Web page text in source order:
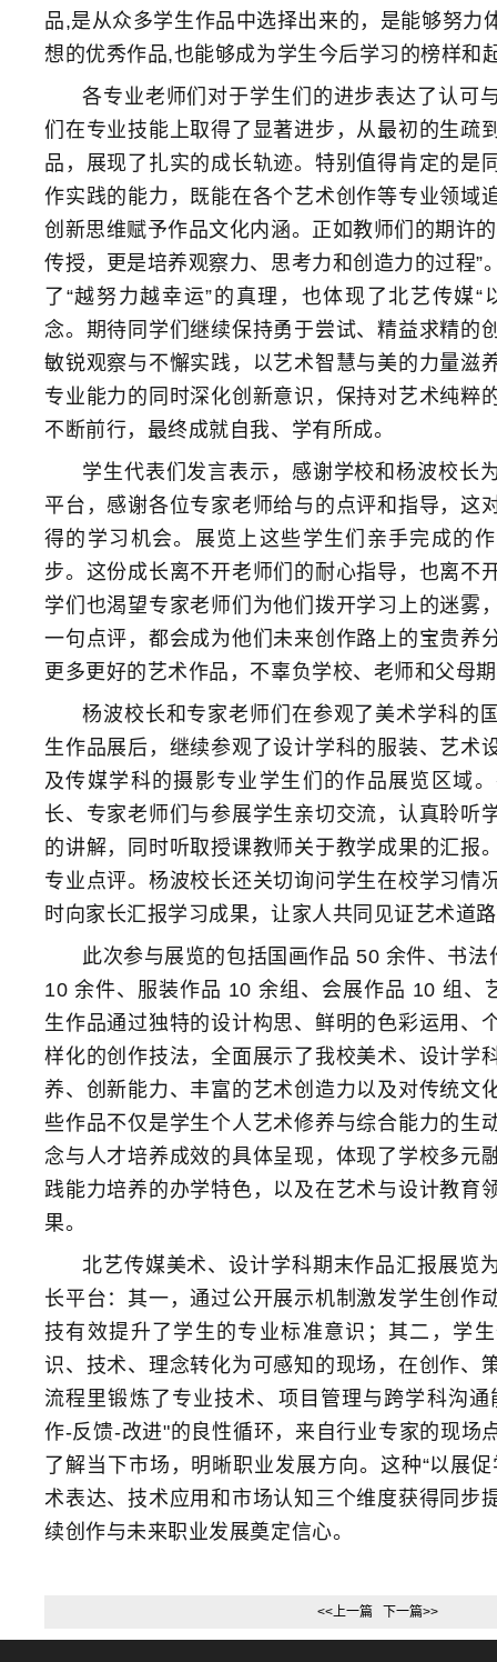
品,是从众多学生作品中选择出来的，是能够努力
想的优秀作品,也能够成为学生今后学习的榜样和
各专业老师们对于学生们的进步表达了认可
们在专业技能上取得了显著进步，从最初的生疏
品，展现了扎实的成长轨迹。特别值得肯定的是
作实践的能力，既能在各个艺术创作等专业领域
创新思维赋予作品文化内涵。正如教师们的期许
传授，更是培养观察力、思考力和创造力的过程”
了“越努力越幸运”的真理，也体现了北艺传媒“
念。期待同学们继续保持勇于尝试、精益求精的
敏锐观察与不懈实践，以艺术智慧与美的力量滋
专业能力的同时深化创新意识，保持对艺术纯粹
不断前行，最终成就自我、学有所成。
学生代表们发言表示，感谢学校和杨波校长
平台，感谢各位专家老师给与的点评和指导，这
得的学习机会。展览上这些学生们亲手完成的
步。这份成长离不开老师们的耐心指导，也离不
学们也渴望专家老师们为他们拨开学习上的迷雾
一句点评，都会成为他们未来创作路上的宝贵养
更多更好的艺术作品，不辜负学校、老师和父母
杨波校长和专家老师们在参观了美术学科的
生作品展后，继续参观了设计学科的服装、艺术
及传媒学科的摄影专业学生们的作品展览区域
长、专家老师们与参展学生亲切交流，认真聆听
的讲解，同时听取授课教师关于教学成果的汇报
专业点评。杨波校长还关切询问学生在校学习情
时向家长汇报学习成果，让家人共同见证艺术道
此次参与展览的包括国画作品 50 余件、书
10 余件、服装作品 10 余组、会展作品 10 组、
生作品通过独特的设计构思、鲜明的色彩运用、
样化的创作技法，全面展示了我校美术、设计学
养、创新能力、丰富的艺术创造力以及对传统文
些作品不仅是学生个人艺术修养与综合能力的生
念与人才培养成效的具体呈现，体现了学校多元
践能力培养的办学特色，以及在艺术与设计教育
果。
北艺传媒美术、设计学科期末作品汇报展览
长平台：其一，通过公开展示机制激发学生创作
技有效提升了学生的专业标准意识；其二，学
识、技术、理念转化为可感知的现场，在创作、
流程里锻炼了专业技术、项目管理与跨学科沟
作-反馈-改进"的良性循环，来自行业专家的现场
了解当下市场，明晰职业发展方向。这种“以展
术表达、技术应用和市场认知三个维度获得同步
续创作与未来职业发展奠定信心。
<<上一篇 下一篇>>